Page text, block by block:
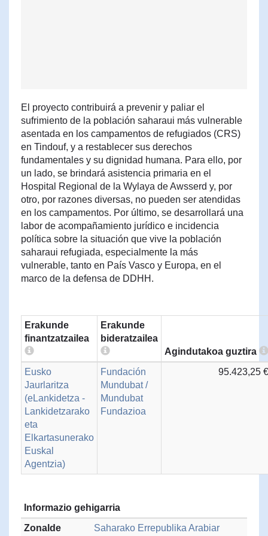
El proyecto contribuirá a prevenir y paliar el
sufrimiento de la población saharaui más vulnerable
asentada en los campamentos de refugiados (CRS)
en Tindouf, y a restablecer sus derechos
fundamentales y su dignidad humana. Para ello, por
un lado, se brindará asistencia primaria en el
Hospital Regional de la Wylaya de Awsserd y, por
otro, por razones diversas, no pueden ser atendidas
en los campamentos. Por último, se desarrollará una
labor de acompañamiento jurídico e incidencia
política sobre la situación que vive la población
saharaui refugiada, especialmente la más
vulnerable, tanto en País Vasco y Europa, en el
marco de la defensa de DDHH.
Erakunde
finantzatzailea
Erakunde
bideratzailea
Agindutakoa guztira
Eusko
Jaurlaritza
(eLankidetza -
Lankidetzarako
eta
Elkartasunerako
Euskal
Agentzia)
Fundación
Mundubat /
Mundubat
Fundazioa
95.423,25 €
Informazio gehigarria
Zonalde
Saharako Errepublika Arabiar